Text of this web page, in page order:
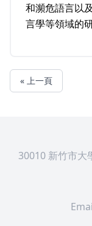
和瀕危語言以
言學等領域的
« 上一頁
30010 新竹市大